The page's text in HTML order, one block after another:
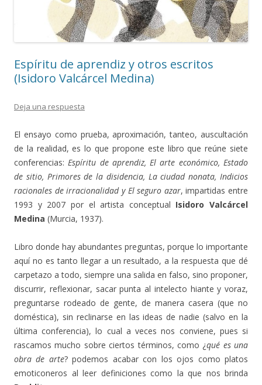
Espíritu de aprendiz y otros escritos
(Isidoro Valcárcel Medina)
Deja una respuesta
El ensayo como prueba, aproximación, tanteo, auscultación
de la realidad, es lo que propone este libro que reúne siete
conferencias:Espíritu de aprendiz, El arte económico, Estado
de sitio, Primores de la disidencia, La ciudad nonata, Indicios
racionales de irracionalidad y El seguro azar, impartidas entre
1993 y 2007 por el artista conceptual Isidoro Valcárcel
Medina (Murcia, 1937).
Libro donde hay abundantes preguntas, porque lo importante
aquí no es tanto llegar a un resultado, a la respuesta que dé
carpetazo a todo, siempre una salida en falso, sino proponer,
discurrir, reflexionar, sacar punta al intelecto hiante y voraz,
preguntarse rodeado de gente, de manera casera (que no
doméstica), sin reclinarse en las ideas de nadie (salvo en la
última conferencia), lo cual a veces nos conviene, pues si
rascamos mucho sobre ciertos términos, como ¿qué es una
obra de arte? podemos acabar con los ojos como platos
emoticoneros al leer definiciones como la que nos brinda